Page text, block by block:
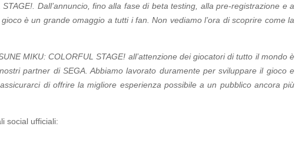
Dall’annuncio, fino alla fase di beta testing, alla pre-registrazione e a
è un grande omaggio a tutti i fan. Non vediamo l’ora di scoprire come la
MIKU: COLORFUL STAGE! all’attenzione dei giocatori di tutto il mondo è
partner di SEGA. Abbiamo lavorato duramente per sviluppare il gioco e
di offrire la migliore esperienza possibile a un pubblico ancora più
social ufficiali: